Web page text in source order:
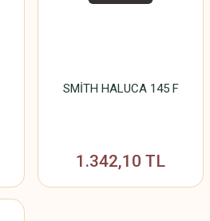
SMİTH HALUCA 145 F
1.342,10 TL